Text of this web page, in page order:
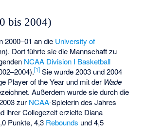
bis 2004)
2000–01 an die University of
Dort führte sie die Mannschaft zu
NCAA Division I Basketball
[1] Sie wurde 2003 und 2004
Player of the Year und mit der Wade
Außerdem wurde sie durch die
zur NCAA-Spielerin des Jahres
ihrer Collegezeit erzielte Diana
Punkte, 4,3 Rebounds und 4,5